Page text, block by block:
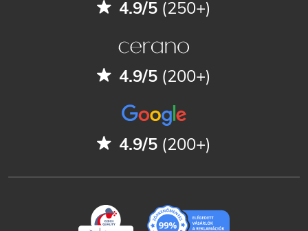
4.9/5 (250+)
4.9/5 (200+)
4.9/5 (200+)